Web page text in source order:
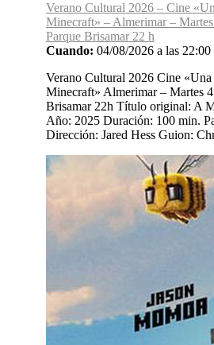
Verano Cultural 2026 – Cine
Minecraft» – Almerimar – Martes
Parque Brisamar 22 h
Cuando: 04/08/2026 a las
Verano Cultural 2026 Cine
Minecraft» Almerimar – Martes
Brisamar 22h Título original: A
Año: 2025 Duración: 100 min.
Dirección: Jared Hess Guion: